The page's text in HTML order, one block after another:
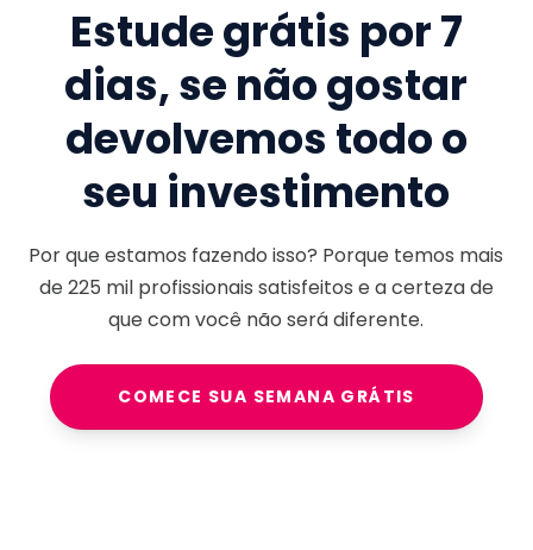
Estude grátis por 7
dias, se não gostar
devolvemos todo o
seu investimento
Por que estamos fazendo isso? Porque temos mais
de225 milprofissionais satisfeitos e a certeza de
que com você não será diferente.
COMECE SUA SEMANA GRÁTIS